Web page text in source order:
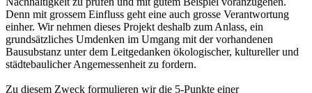
Denn mit grossem Einfluss geht eine auch grosse Verantwortung
einher. Wir nehmen dieses Projekt deshalb zum Anlass, ein
grundsätzliches Umdenken im Umgang mit der vorhandenen
Bausubstanz unter dem Leitgedanken ökologischer, kultureller und
städtebaulicher Angemessenheit zu fordern.
Zu diesem Zweck formulieren wir die 5-Punkte einer